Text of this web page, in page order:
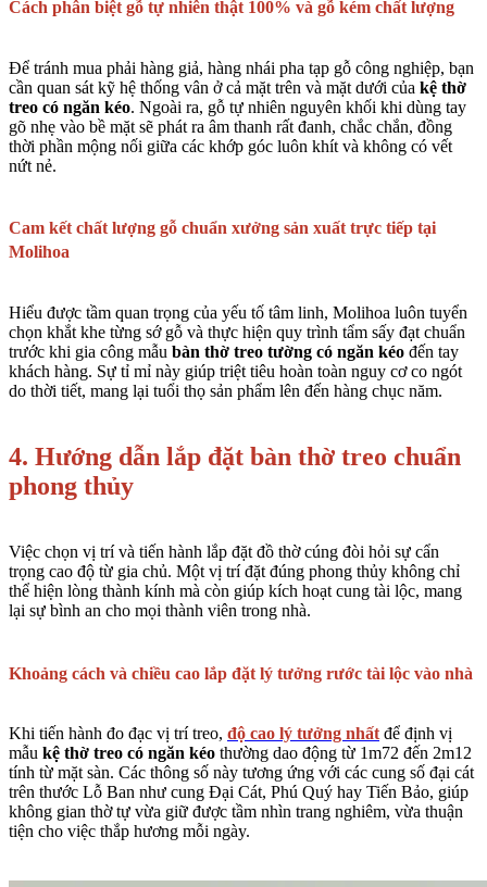
Cách phân biệt gỗ tự nhiên thật 100% và gỗ kém chất lượng
Để tránh mua phải hàng giả, hàng nhái pha tạp gỗ công nghiệp, bạn
cần quan sát kỹ hệ thống vân ở cả mặt trên và mặt dưới của kệ thờ
treo có ngăn kéo. Ngoài ra, gỗ tự nhiên nguyên khối khi dùng tay
gõ nhẹ vào bề mặt sẽ phát ra âm thanh rất đanh, chắc chắn, đồng
thời phần mộng nối giữa các khớp góc luôn khít và không có vết
nứt nẻ.
Cam kết chất lượng gỗ chuẩn xưởng sản xuất trực tiếp tại
Molihoa
Hiểu được tầm quan trọng của yếu tố tâm linh, Molihoa luôn tuyển
chọn khắt khe từng sớ gỗ và thực hiện quy trình tẩm sấy đạt chuẩn
trước khi gia công mẫu bàn thờ treo tường có ngăn kéo đến tay
khách hàng. Sự tỉ mỉ này giúp triệt tiêu hoàn toàn nguy cơ co ngót
do thời tiết, mang lại tuổi thọ sản phẩm lên đến hàng chục năm.
4. Hướng dẫn lắp đặt bàn thờ treo chuẩn
phong thủy
Việc chọn vị trí và tiến hành lắp đặt đồ thờ cúng đòi hỏi sự cẩn
trọng cao độ từ gia chủ. Một vị trí đặt đúng phong thủy không chỉ
thể hiện lòng thành kính mà còn giúp kích hoạt cung tài lộc, mang
lại sự bình an cho mọi thành viên trong nhà.
Khoảng cách và chiều cao lắp đặt lý tưởng rước tài lộc vào nhà
Khi tiến hành đo đạc vị trí treo, độ cao lý tưởng nhất để định vị
mẫu kệ thờ treo có ngăn kéo thường dao động từ 1m72 đến 2m12
tính từ mặt sàn. Các thông số này tương ứng với các cung số đại cát
trên thước Lỗ Ban như cung Đại Cát, Phú Quý hay Tiến Bảo, giúp
không gian thờ tự vừa giữ được tầm nhìn trang nghiêm, vừa thuận
tiện cho việc thắp hương mỗi ngày.